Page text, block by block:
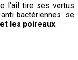
l’ail tire ses vertus
bactériennes se
les poireaux.